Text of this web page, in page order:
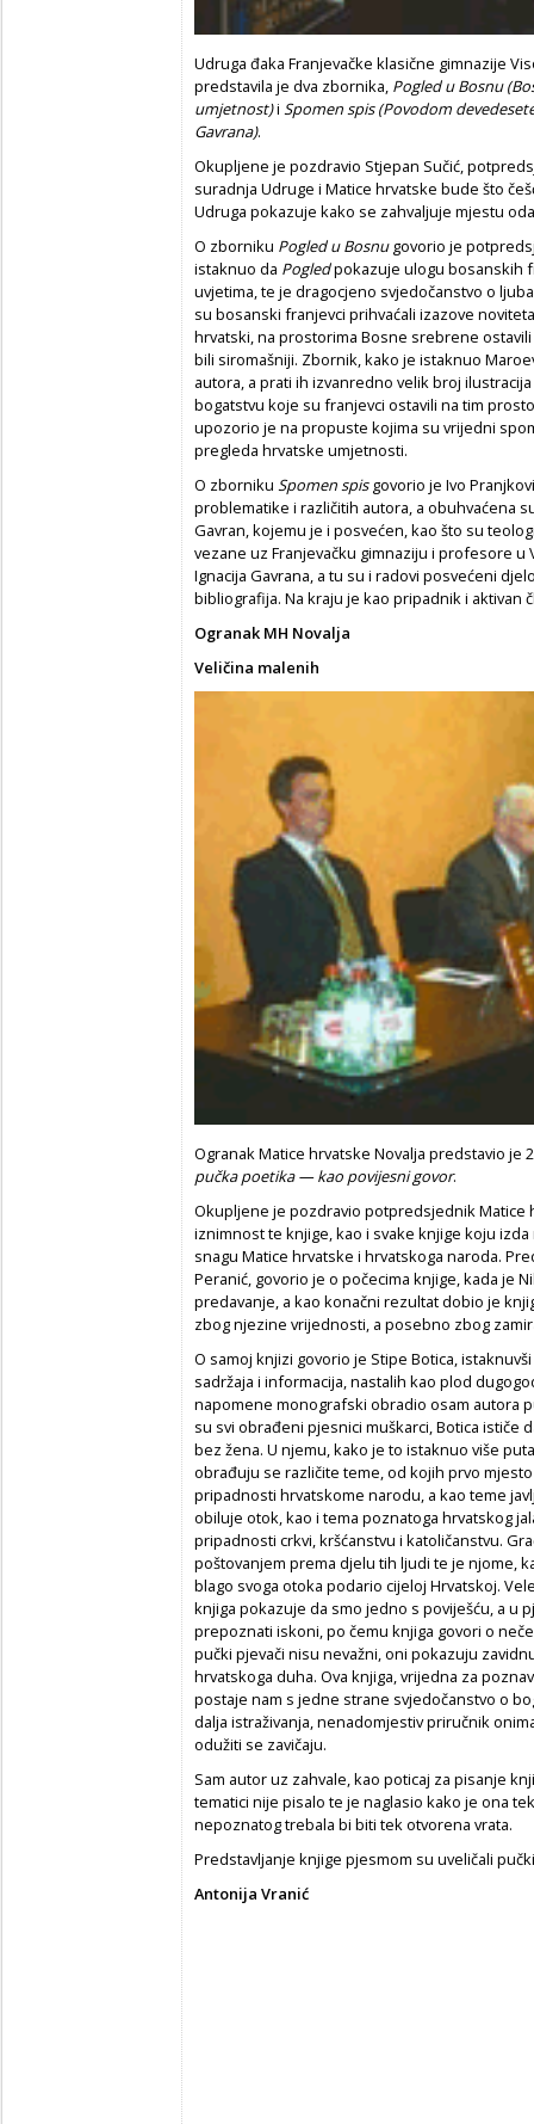
Udruga đaka Franjevačke klasične gimnazije
predstavila je dva zbornika, Pogled u Bosnu
umjetnost)i Spomen spis (Povodom
Gavrana).
Okupljene je pozdravio Stjepan Sučić,
suradnja Udruge i Matice hrvatske bude što
Udruga pokazuje kako se zahvaljuje mjestu
O zborniku Pogled u Bosnugovorio je
istaknuo da Pogledpokazuje ulogu bosanskih
uvjetima, te je dragocjeno svjedočanstvo o
su bosanski franjevci prihvaćali izazove
hrvatski, na prostorima Bosne srebrene
bili siromašniji. Zbornik, kako je istaknuo
autora, a prati ih izvanredno velik broj
bogatstvu koje su franjevci ostavili na tim
upozorio je na propuste kojima su vrijedni
pregleda hrvatske umjetnosti.
O zborniku Spomen spisgovorio je Ivo
problematike i različitih autora, a obuhvaćena
Gavran, kojemu je i posvećen, kao što su
vezane uz Franjevačku gimnaziju i profesore
Ignacija Gavrana, a tu su i radovi posvećeni
bibliografija. Na kraju je kao pripadnik i aktivan
Ogranak MH Novalja
Veličina malenih
Ogranak Matice hrvatske Novalja predstavio je
pučka poetika — kao povijesni govor.
Okupljene je pozdravio potpredsjednik Matice
iznimnost te knjige, kao i svake knjige koju
snagu Matice hrvatske i hrvatskoga naroda.
Peranić, govorio je o počecima knjige, kada je
predavanje, a kao konačni rezultat dobio je
zbog njezine vrijednosti, a posebno zbog
O samoj knjizi govorio je Stipe Botica,
sadržaja i informacija, nastalih kao plod
napomene monografski obradio osam autora
su svi obrađeni pjesnici muškarci, Botica ističe
bez žena. U njemu, kako je to istaknuo više
obrađuju se različite teme, od kojih prvo
pripadnosti hrvatskome narodu, a kao teme
obiluje otok, kao i tema poznatoga hrvatskog
pripadnosti crkvi, kršćanstvu i katoličanstvu.
poštovanjem prema djelu tih ljudi te je njome,
blago svoga otoka podario cijeloj Hrvatskoj.
knjiga pokazuje da smo jedno s poviješću, a u
prepoznati iskoni, po čemu knjiga govori o
pučki pjevači nisu nevažni, oni pokazuju
hrvatskoga duha. Ova knjiga, vrijedna za
postaje nam s jedne strane svjedočanstvo o
dalja istraživanja, nenadomjestiv priručnik
odužiti se zavičaju.
Sam autor uz zahvale, kao poticaj za pisanje
tematici nije pisalo te je naglasio kako je ona
nepoznatog trebala bi biti tek otvorena vrata.
Predstavljanje knjige pjesmom su uveličali
Antonija Vranić